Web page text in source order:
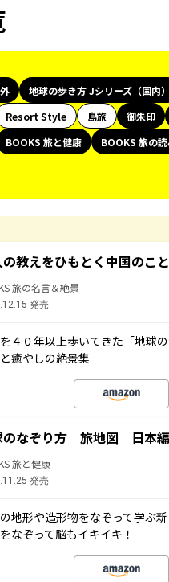
地球の歩き方 Jシリーズ（国内）
Resort Style 島旅 御朱印
BOOKS 旅と健康 BOOKS 旅の
教えをひもとく中国のこ
旅の名言＆絶景
発売
４０年以上歩いてきた「地球
癒やしの絶景集
のなぞり方 旅地図 日本編
旅と健康
発売
地形や造形物をなぞって学ぶ
なぞって脳もイキイキ！